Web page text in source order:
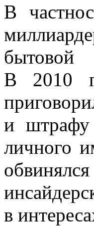
В
бытовой
В
2010
и
личного
в